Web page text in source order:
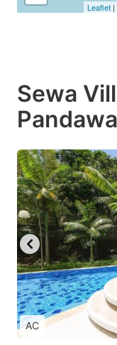
Leaflet |
Sewa
AC